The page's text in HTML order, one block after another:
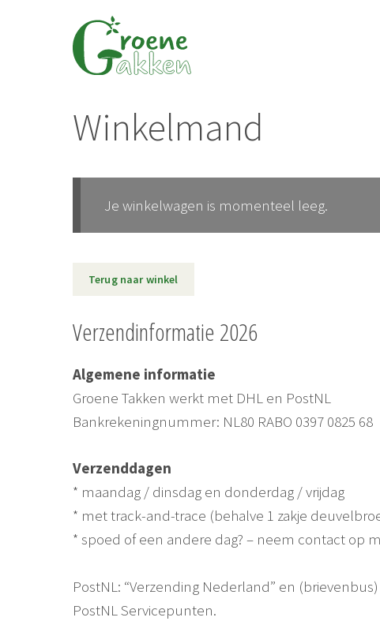
Ga naar de inhoud
Winkelmand
Je winkelwagen is momenteel leeg.
Terug naar winkel
Verzendinformatie 2026
Algemene informatie
Groene Takken werkt met DHL en PostNL
Bankrekeningnummer: NL80 RABO 0397 0825 68
Verzenddagen
* maandag / dinsdag en donderdag / vrijdag
* met track-and-trace (behalve 1 zakje
* spoed of een andere dag? – neem contact op
PostNL: “Verzending Nederland” en
PostNL Servicepunten.